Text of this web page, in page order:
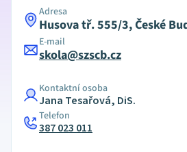
Adresa
Husova tř. 555/3, České
E-mail
skola@szscb.cz
Kontaktní osoba
Jana Tesařová, DiS.
Telefon
387 023 011